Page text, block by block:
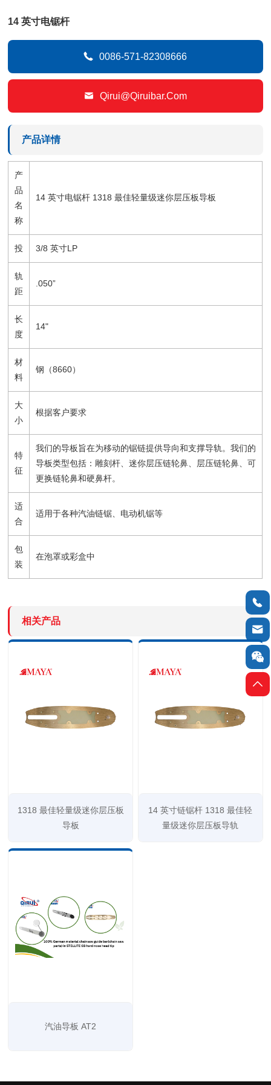
14 英寸电锯杆
 0086-571-82308666
 Qirui@qiruibar.com
产品详情
产
品
名
称
14 英寸电锯杆 1318 最佳轻量级迷你层压板导板
投 3/8 英寸LP
轨
距
.050”
长
度
14"
材
料
钢（8660）
大
小
根据客户要求
特
征
我们的导板旨在为移动的锯链提供导向和支撑导轨。我们的
导板类型包括：雕刻杆、迷你层压链轮鼻、层压链轮鼻、可
更换链轮鼻和硬鼻杆。
适
合
适用于各种汽油链锯、电动机锯等
包
装
在泡罩或彩盒中
相关产品
1318 最佳轻量级迷你层压板
导板
14 英寸链锯杆 1318 最佳轻
量级迷你层压板导轨
汽油导板 AT2



